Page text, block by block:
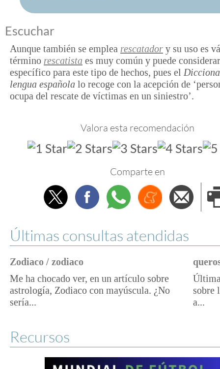
Escuchar
Aunque también se emplea rescatador y su uso es
término rescatista es muy común y puede
específico para este tipo de hechos, pues el
lengua española lo recoge con la acepción de
ocupa del rescate de víctimas en un siniestro’.
Valora esta recomendación
Comparte en
TwitterFacebookWhatsappMenéame
Últimas consultas atendidas
Zodiaco / zodiaco
Me ha chocado ver, en un artículo sobre
astrología, Zodiaco con mayúscula. ¿No
sería...
sobre
a...
Recursos